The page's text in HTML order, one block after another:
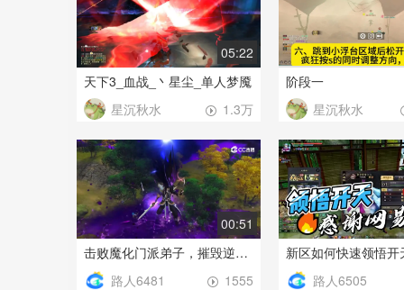
05:22
天下3_血战_丶星尘_单人梦魇
1.3万
星沉秋水
阶段一
星沉秋水
00:51
击败魔化门派弟子，摧毁逆魂之阵，未来在你手中！
1555
路人6481
新区如何快速领悟开
路人6505